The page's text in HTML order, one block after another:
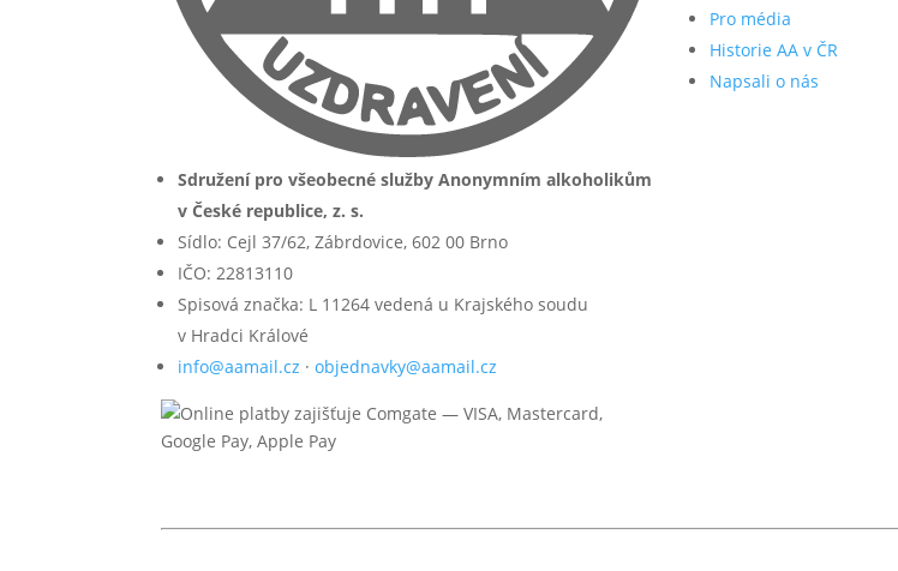
Sdružení pro všeobecné služby Anonymním alkoholikům
v České republice, z. s.
Sídlo: Cejl 37/62, Zábrdovice, 602 00 Brno
IČO: 22813110
Spisová značka: L 11264 vedená u Krajského soudu
v Hradci Králové
info@aamail.cz ·objednavky@aamail.cz
Pro média
Historie AA v ČR
Napsali o nás